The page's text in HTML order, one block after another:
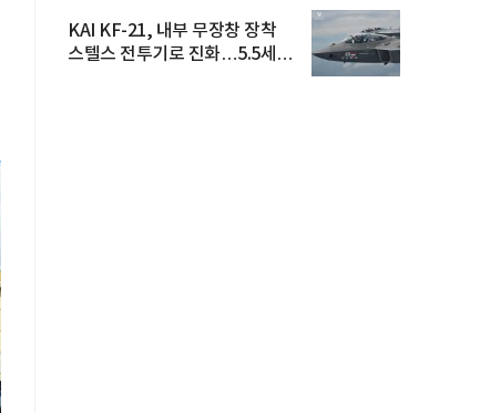
KAI KF-21, 내부 무장창 장착
스텔스 전투기로 진화…5.5세대